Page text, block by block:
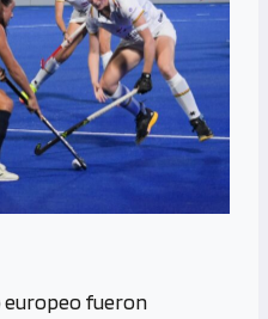
europeo fueron